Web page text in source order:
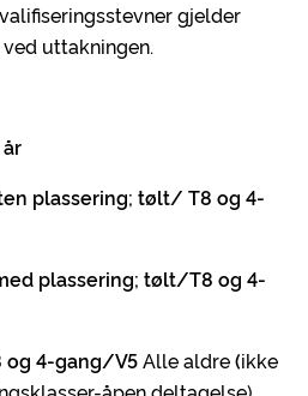
gjelder
uttakningen.
plassering; tølt/ T8 og 4-
plassering; tølt/T8 og 4-
og 4-gang/V5Alle aldre(ikke